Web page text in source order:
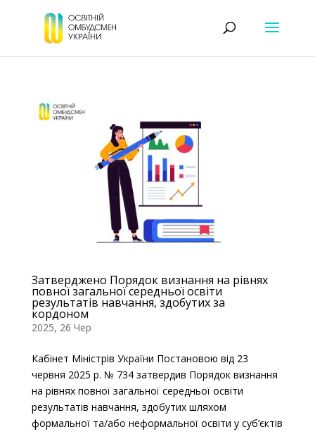
Затверджено Порядок визнання на рівнях
повної загальної середньої освіти
результатів навчання, здобутих за
кордоном
2025, 26 Чер
Кабінет Міністрів України Постановою від 23
червня 2025 р. № 734 затвердив Порядок визнання
на рівнях повної загальної середньої освіти
результатів навчання, здобутих шляхом
формальної та/або неформальної освіти у суб’єктів